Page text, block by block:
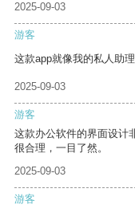
2025-09-03
游客
这款app就像我的私人助
2025-09-03
游客
这款办公软件的界面设计
很合理，一目了然。
2025-09-03
游客